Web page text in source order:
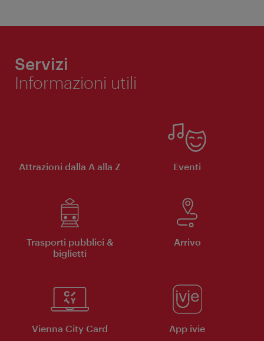
Servizi
Informazioni utili
Attrazioni dalla A alla Z Eventi
Trasporti pubblici &
biglietti
Arrivo
Vienna City Card App ivie